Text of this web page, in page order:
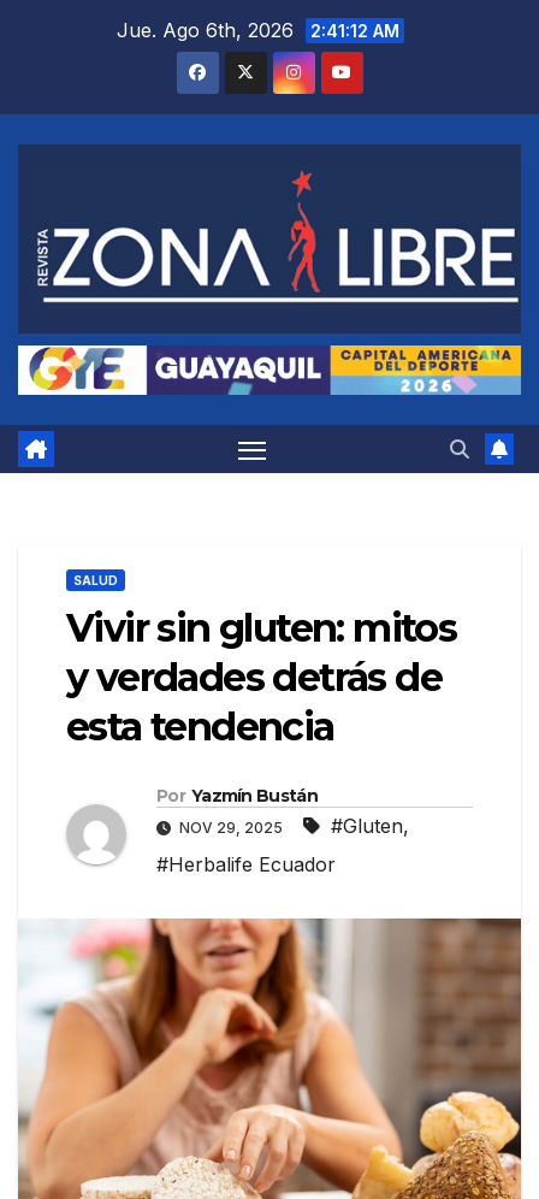
Jue. Ago 6th, 2026 2:41:13 AM
SALUD
Vivir sin gluten: mitos
y verdades detrás de
esta tendencia
Por Yazmín Bustán
NOV 29, 2025 #Gluten,
#Herbalife Ecuador